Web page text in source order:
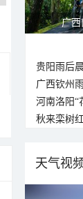
呼伦贝
贵阳雨后
广西钦州
河南洛阳“
秋来栾树
天气视